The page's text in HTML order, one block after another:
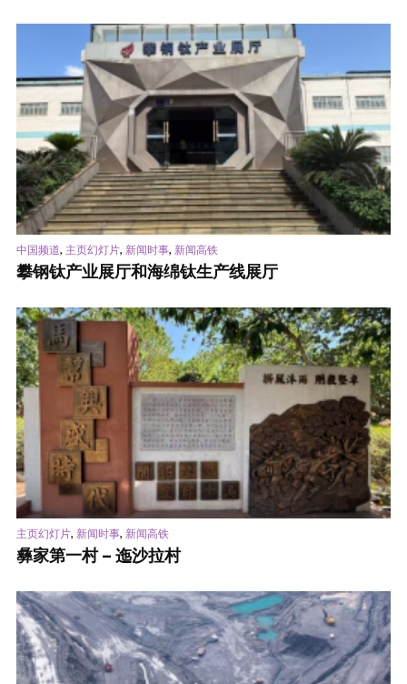
中国频道, 主页幻灯片, 新闻时事, 新闻高铁
攀钢钛产业展厅和海绵钛生产线展厅
主页幻灯片, 新闻时事, 新闻高铁
彝家第一村 – 迤沙拉村